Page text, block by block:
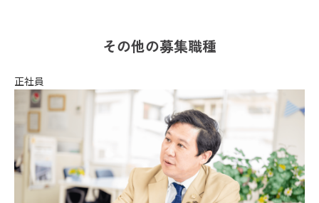
その他の募集職種
正社員